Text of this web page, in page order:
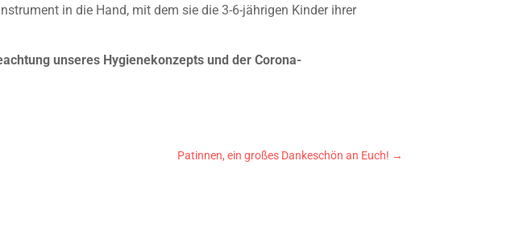
in die Hand, mit dem sie die 3-6-jährigen Kinder ihrer
unseres Hygienekonzepts und der Corona-
Patinnen, ein großes Dankeschön an Euch! →